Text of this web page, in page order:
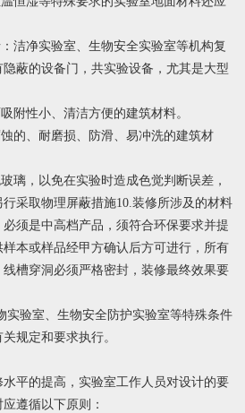
洁净实验室、生物安全实验室等机构复
蔽的设备门，共实验设备，尤其是大型
附性小、清洁方便的建筑材料。
的、耐磨损、防滑、易冲洗的建筑材
璃，以免在实验时造成色觉判断误差，
采取物理屏蔽措施10.装修所涉及的材料
须是中高档产品，须符合环保要求并提
本或样品经甲方确认后方可进行，所有
槽穿洞必须严格密封，装修最终效果要
实验室、生物安全防护实验室等特殊条件
规定和要求执行。
平的提高，实验室工作人员对设计的要
遵循以下原则：